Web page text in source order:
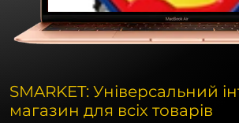
SMARKET: Універсальний
магазин для всіх товарів